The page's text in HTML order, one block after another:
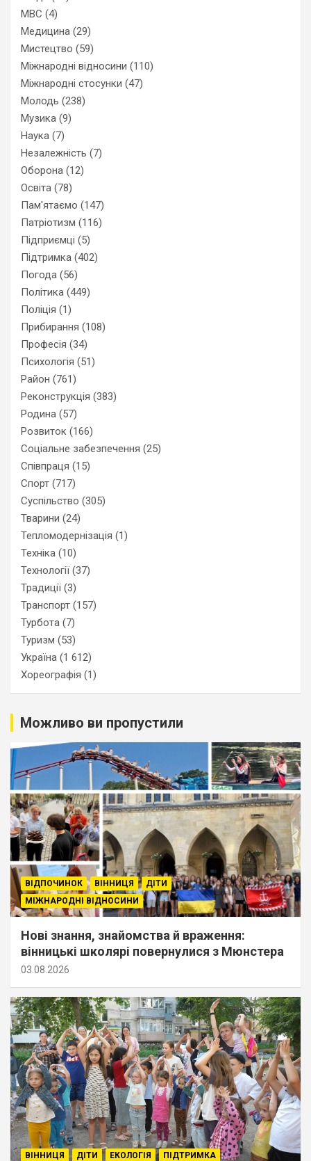
МВС (4)
Медицина (29)
Мистецтво (59)
Міжнародні відносини (110)
Міжнародні стосунки (47)
Молодь (238)
Музика (9)
Наука (7)
Незалежність (7)
Оборона (12)
Освіта (78)
Пам'ятаємо (147)
Патріотизм (116)
Підприємці (5)
Підтримка (402)
Погода (56)
Політика (449)
Поліція (1)
Прибирання (108)
Професія (34)
Психологія (51)
Район (761)
Реконструкція (383)
Родина (57)
Розвиток (166)
Соціальне забезпечення (25)
Співпраця (15)
Спорт (717)
Суспільство (305)
Тварини (24)
Тепломодернізація (1)
Техніка (10)
Технології (37)
Традиції (3)
Транспорт (157)
Турбота (7)
Туризм (53)
Україна (1 612)
Хореографія (1)
Можливо ви пропустили
ВІДПОЧИНОК ВІННИЦЯ
ДІТИ
МІЖНАРОДНІ ВІДНОСИНИ
Нові знання, знайомства й враження:
вінницькі школярі повернулися з Мюнстера
03.08.2026
ВІННИЦЯ ДІТИ ЕКОЛОГІЯ ПІДТРИМКА